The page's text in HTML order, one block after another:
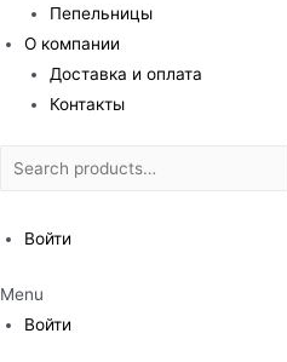
Пепельницы
О компании
Доставка и оплата
Контакты
Войти
Menu
Войти